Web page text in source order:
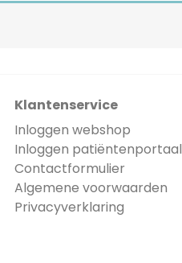
Klantenservice
Inloggen webshop
Inloggen patiëntenportaal
Contactformulier
Algemene voorwaarden
Privacyverklaring